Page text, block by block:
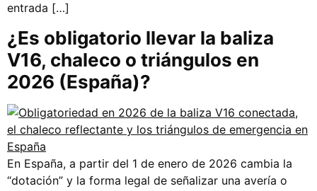
entrada […]
¿Es obligatorio llevar la baliza
V16, chaleco o triángulos en
2026 (España)?
En España, a partir del 1 de enero de 2026 cambia la
“dotación” y la forma legal de señalizar una avería o